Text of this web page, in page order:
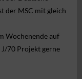
der MSC mit gleich
Wochenende auf
J/70 Projekt gerne